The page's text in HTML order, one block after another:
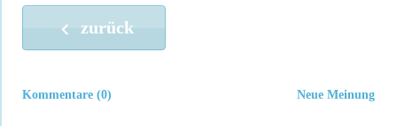
zurück
Neue Meinung
Kommentare (0)